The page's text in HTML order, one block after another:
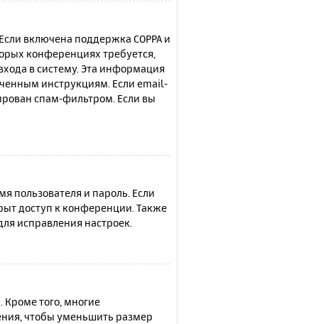
включена поддержка COPPA и
конференциях требуется,
в систему. Эта информация
инструкциям. Если email-
спам-фильтром. Если вы
пользователя и пароль. Если
доступ к конференции. Также
исправления настроек.
того, многие
чтобы уменьшить размер